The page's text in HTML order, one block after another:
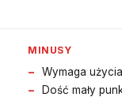
MINUSY
Wymaga
Dość mały